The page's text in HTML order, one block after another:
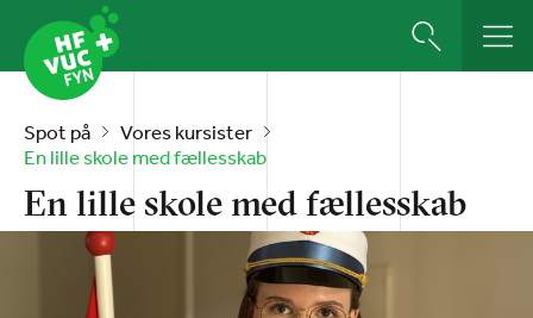
Spot på
Vores kursister
En lille skole med fællesskab
En lille skole med fællesskab